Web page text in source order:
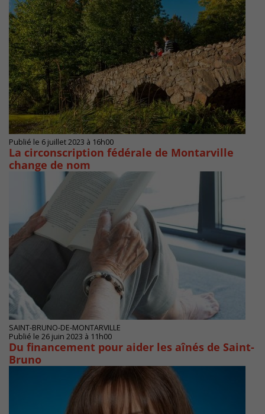
Publié le 6 juillet 2023 à 16h00
La circonscription fédérale de Montarville
change de nom
SAINT-BRUNO-DE-MONTARVILLE
Publié le 26 juin 2023 à 11h00
Du financement pour aider les aînés de Saint-
Bruno